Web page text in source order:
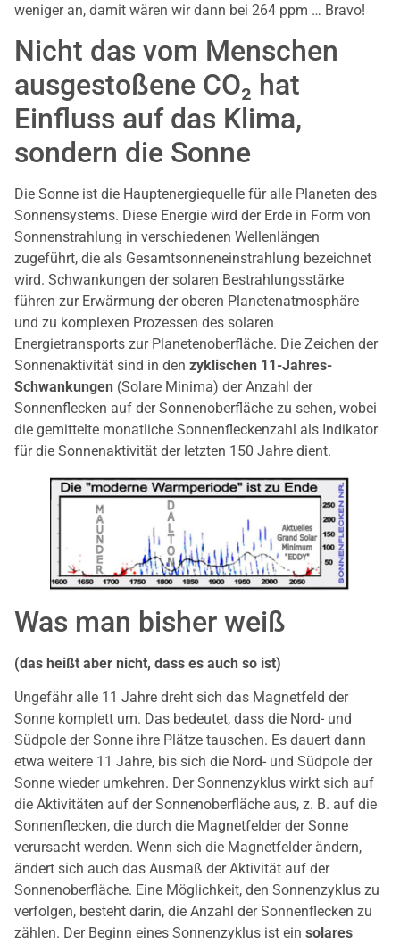
weniger an, damit wären wir dann bei 264 ppm … Bravo!
Nicht das vom Menschen
ausgestoßene CO₂ hat
Einfluss auf das Klima,
sondern die Sonne
Die Sonne ist die Hauptenergiequelle für alle Planeten des
Sonnensystems. Diese Energie wird der Erde in Form von
Sonnenstrahlung in verschiedenen Wellenlängen
zugeführt, die als Gesamtsonneneinstrahlung bezeichnet
wird. Schwankungen der solaren Bestrahlungsstärke
führen zur Erwärmung der oberen Planetenatmosphäre
und zu komplexen Prozessen des solaren
Energietransports zur Planetenoberfläche. Die Zeichen der
Sonnenaktivität sind in den zyklischen 11-Jahres-
Schwankungen (Solare Minima) der Anzahl der
Sonnenflecken auf der Sonnenoberfläche zu sehen, wobei
die gemittelte monatliche Sonnenfleckenzahl als Indikator
für die Sonnenaktivität der letzten 150 Jahre dient.
Was man bisher weiß
(das heißt aber nicht, dass es auch so ist)
Ungefähr alle 11 Jahre dreht sich das Magnetfeld der
Sonne komplett um. Das bedeutet, dass die Nord- und
Südpole der Sonne ihre Plätze tauschen. Es dauert dann
etwa weitere 11 Jahre, bis sich die Nord- und Südpole der
Sonne wieder umkehren. Der Sonnenzyklus wirkt sich auf
die Aktivitäten auf der Sonnenoberfläche aus, z. B. auf die
Sonnenflecken, die durch die Magnetfelder der Sonne
verursacht werden. Wenn sich die Magnetfelder ändern,
ändert sich auch das Ausmaß der Aktivität auf der
Sonnenoberfläche. Eine Möglichkeit, den Sonnenzyklus zu
verfolgen, besteht darin, die Anzahl der Sonnenflecken zu
zählen. Der Beginn eines Sonnenzyklus ist ein solares